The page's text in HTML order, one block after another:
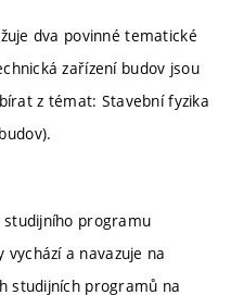
dva povinné tematické
zařízení budov jsou
z témat: Stavební fyzika
programu
a navazuje na
studijních programů na